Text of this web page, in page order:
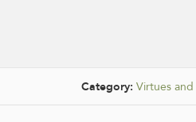
Category: Virtues